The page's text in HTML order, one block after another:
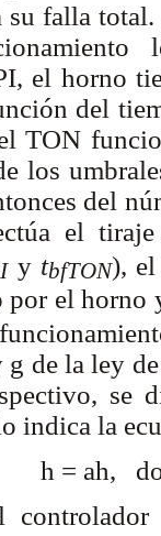
su falla
el horno
del
TON
los
del
el
y tbfTON),
por el
g de la ley
se
indica la
h = ah,